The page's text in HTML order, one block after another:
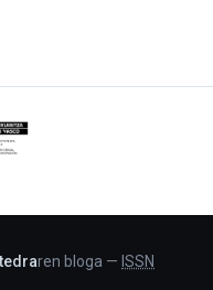
ren bloga — ISSN